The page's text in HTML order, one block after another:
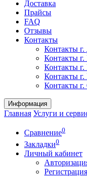
Доставка
Прайсы
FAQ
Отзывы
Контакты
Контакты г.
Контакты г.
Контакты г.
Контакты
Контакты г.
Информация
Главная Услуги и
Сравнение0
Закладки0
Личный кабинет
Регистрация